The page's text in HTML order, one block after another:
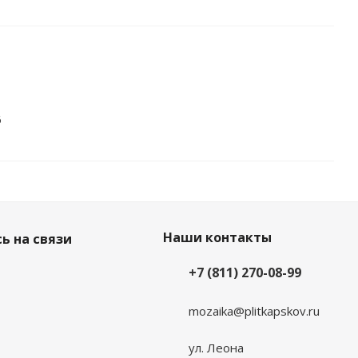
на связи
Наши контакты
+7 (811) 270-08-99
mozaika@plitkapskov.ru
ул. Леона